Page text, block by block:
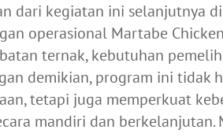
dari kegiatan ini selanjutnya
operasional Martabe
ternak, kebutuhan
demikian, program ini tidak
tetapi juga memperkuat
mandiri dan